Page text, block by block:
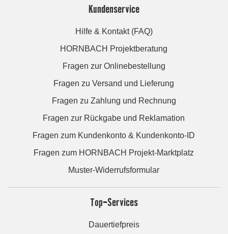
Kundenservice
Hilfe & Kontakt (FAQ)
HORNBACH Projektberatung
Fragen zur Onlinebestellung
Fragen zu Versand und Lieferung
Fragen zu Zahlung und Rechnung
Fragen zur Rückgabe und Reklamation
Fragen zum Kundenkonto & Kundenkonto-ID
Fragen zum HORNBACH Projekt-Marktplatz
Muster-Widerrufsformular
Top-Services
Dauertiefpreis